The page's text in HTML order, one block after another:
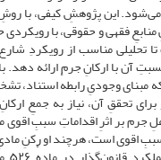
این پژوهشِ کیفی، با
منابعِ فقهی و حقوقی، با
تحلیلی مناسب از رویکردِ
آن با ارکانِ جرم ارائه دهد.
وجودیِ رابطهٔ استناد،
تحققِ آن، نیاز به جمعِ
جرم بر اثرِ اقداماتِ سببِ
اقوی است، هرچند او رکنِ